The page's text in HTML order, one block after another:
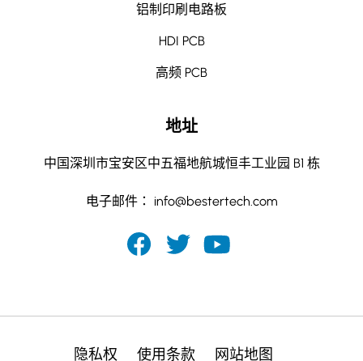
铝制印刷电路板
HDI PCB
高频 PCB
地址
中国深圳市宝安区中五福地航城恒丰工业园 B1 栋
电子邮件： info@bestertech.com
隐私权 使用条款 网站地图